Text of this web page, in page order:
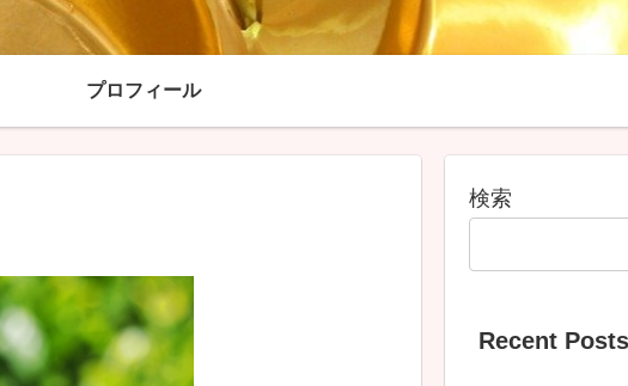
プロフィール
検索
Recent Posts